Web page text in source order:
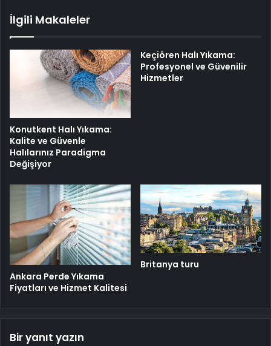
İlgili Makaleler
Konutkent Halı Yıkama:
Kalite ve Güvenle
Halılarınız Paradigma
Değişiyor
Keçiören Halı Yıkama:
Profesyonel ve Güvenilir
Hizmetler
Ankara Perde Yıkama
Fiyatları ve Hizmet Kalitesi
Britanya turu
Bir yanıt yazın